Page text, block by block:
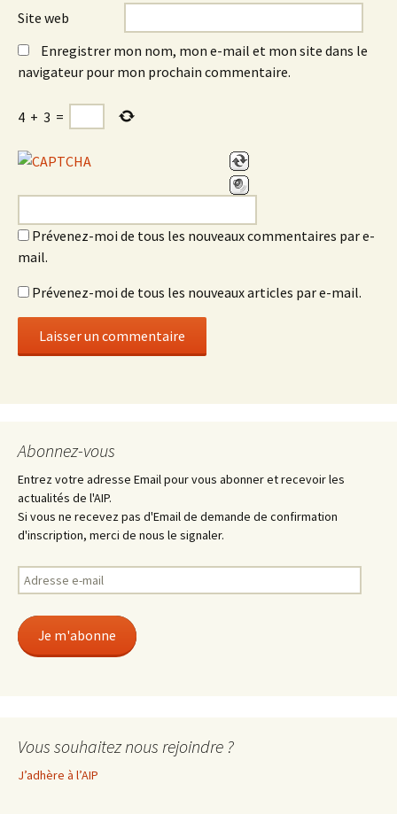
Site web
Enregistrer mon nom, mon e-mail et mon site dans le
navigateur pour mon prochain commentaire.
4 + 3 =
Prévenez-moi de tous les nouveaux commentaires par e-
mail.
Prévenez-moi de tous les nouveaux articles par e-mail.
Abonnez-vous
Entrez votre adresse Email pour vous abonner et recevoir les
actualités de l'AIP.
Si vous ne recevez pas d'Email de demande de confirmation
d'inscription, merci de nous le signaler.
Adresse
e-
Je m'abonne
Vous souhaitez nous rejoindre ?
J’adhère à l’AIP